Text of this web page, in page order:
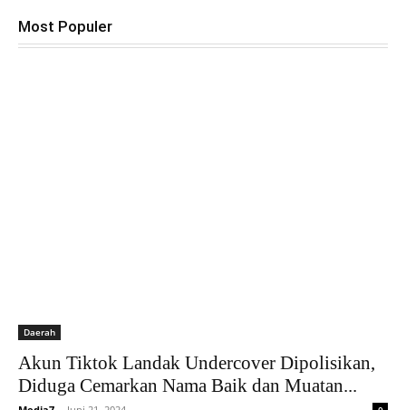
Most Populer
Daerah
Akun Tiktok Landak Undercover Dipolisikan,
Diduga Cemarkan Nama Baik dan Muatan...